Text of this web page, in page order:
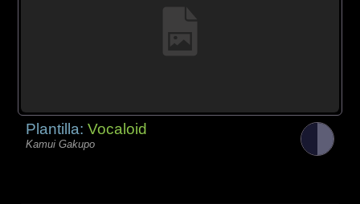
Plantilla:Vocaloid
Kamui Gakupo